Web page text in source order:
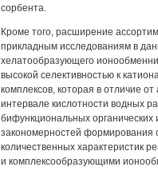
сорбента.
Кроме того, расширение
прикладным исследованиям в
хелатообразующего
высокой селективностью к
комплексов, которая в отличие
интервале кислотности водных
бифункциональных органических
закономерностей формирования
количественных характеристик
и комплексообразующими